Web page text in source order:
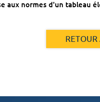
aux normes d'un tableau